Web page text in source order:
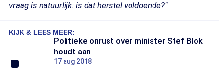
vraag is natuurlijk: is dat herstel voldoende?"
KIJK & LEES MEER:
Politieke onrust over minister Stef Blok
houdt aan
17 aug 2018